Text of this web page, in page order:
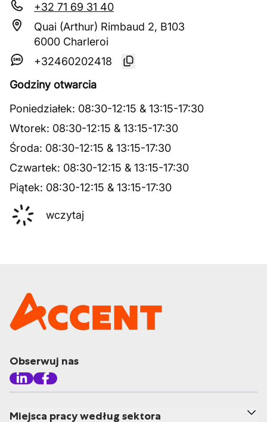
+32 71 69 31 40
Quai (Arthur) Rimbaud 2, B103
6000 Charleroi
+32460202418
Godziny otwarcia
Poniedziałek: 08:30-12:15 & 13:15-17:30
Wtorek: 08:30-12:15 & 13:15-17:30
Środa: 08:30-12:15 & 13:15-17:30
Czwartek: 08:30-12:15 & 13:15-17:30
Piątek: 08:30-12:15 & 13:15-17:30
wczytaj
Obserwuj nas
Miejsca pracy według sektora